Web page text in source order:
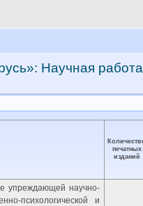
Научная
печатных
изданий
упреждающей научно-
психологической и